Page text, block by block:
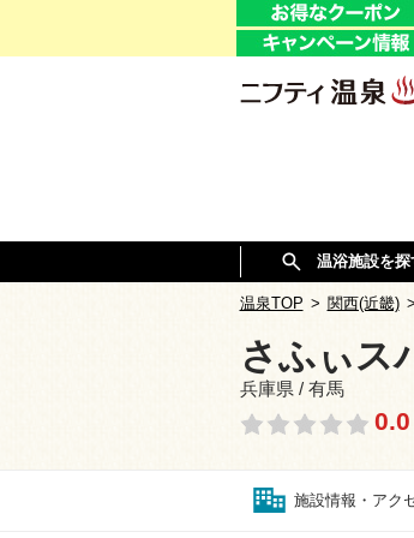
温浴施設を探
温泉TOP > 関西(近畿) >
さふぃス
兵庫県 / 有馬
0.0
施設情報・アク